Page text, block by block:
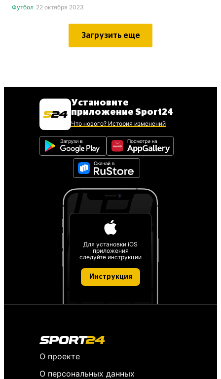
Футбол 22 октября 2023
Загрузить еще
Установите
приложение Sport24
Что нового? История изменений
Для установки iOS
приложения
следуйте инструкции
Инструкция
О проекте
О персональных данных